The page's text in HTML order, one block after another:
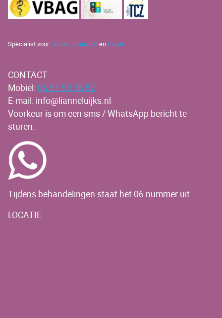
Specialist voor Huizen, Blaricumen Laren
CONTACT
Mobiel: 06 51 99 36 52
E-mail: info@lianneluijks.nl
Voorkeur is om een sms / WhatsApp bericht te
sturen.
Tijdens behandelingen staat het 06 nummer uit.
LOCATIE